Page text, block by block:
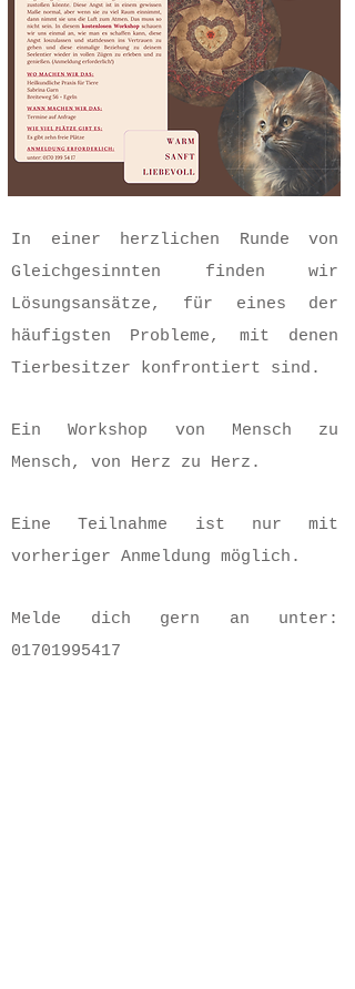
In einer herzlichen Runde von
Gleichgesinnten finden wir
Lösungsansätze, für eines der
häufigsten Probleme, mit denen
Tierbesitzer konfrontiert sind.
Ein Workshop von Mensch zu
Mensch, von Herz zu Herz.
Eine Teilnahme ist nur mit
vorheriger Anmeldung möglich.
Melde dich gern an unter:
01701995417